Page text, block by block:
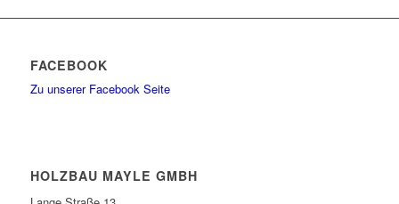
FACEBOOK
Zu unserer Facebook Seite
HOLZBAU MAYLE GMBH